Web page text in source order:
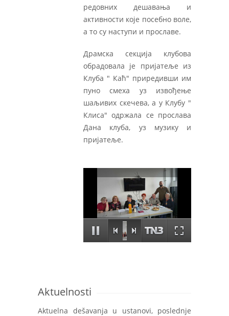
редовних дешавања и
активности које посебно воле,
а то су наступи и прославе.
Драмска секција клубова
обрадовала је пријатеље из
Клуба " Каћ" приредивши им
пуно смеха уз извођење
шаљивих скечева, а у Клубу "
Клиса" одржала се прослава
Дана клуба, уз музику и
пријатеље.
Aktuelnosti
Aktuelna dešavanja u ustanovi, poslednje